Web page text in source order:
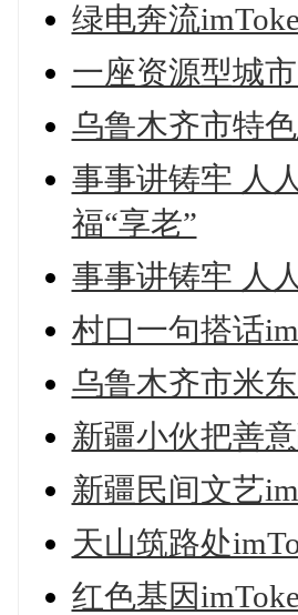
绿电奔流
一座资源型城
乌鲁木齐市特
事事讲铸牢 人
福“享老”
事事讲铸牢 人
村口一句搭话
乌鲁木齐市米
新疆小伙把善
新疆民间文艺
天山筑路处
红色基因